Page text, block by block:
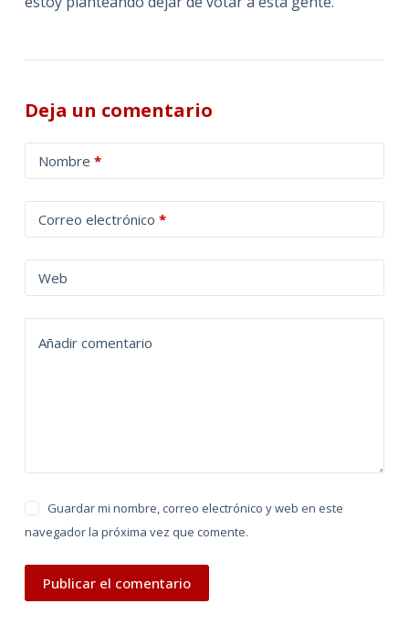
Deja un comentario
Nombre *
Correo electrónico *
Web
Añadir comentario
Guardar mi nombre, correo electrónico y web en este
navegador la próxima vez que comente.
Publicar el comentario
l
t
a
t